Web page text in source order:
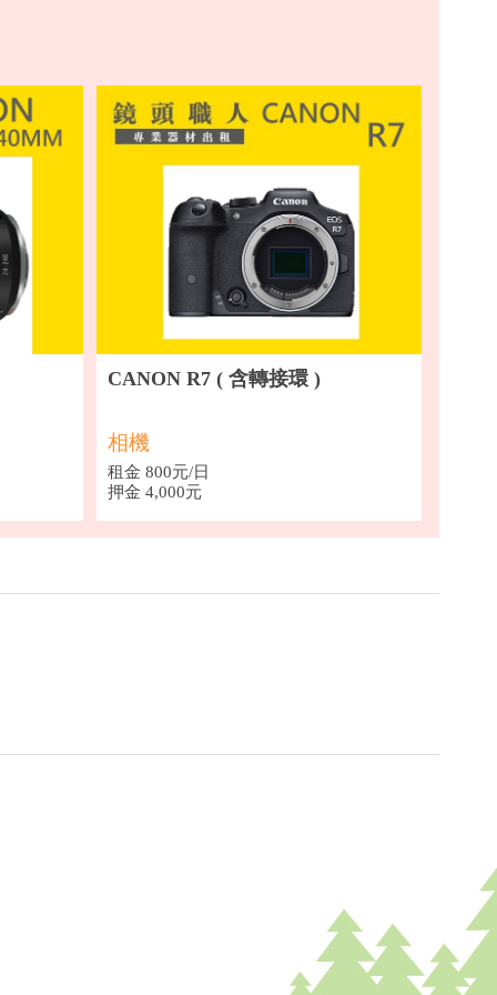
CANON R7 ( 含轉接環 )
相機
租金 800元/日
押金 4,000元